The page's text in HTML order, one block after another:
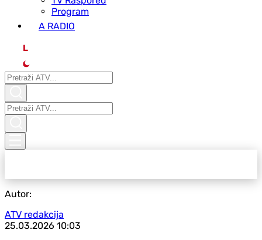
Program
A RADIO
L
Autor:
ATV redakcija
25.03.2026 10:03